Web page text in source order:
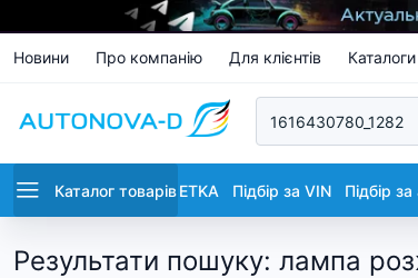
Новини Про компанію Для клієнтів Каталоги
Каталог товарівETKA Підбір за VIN Підбір
Результати пошуку: лампа